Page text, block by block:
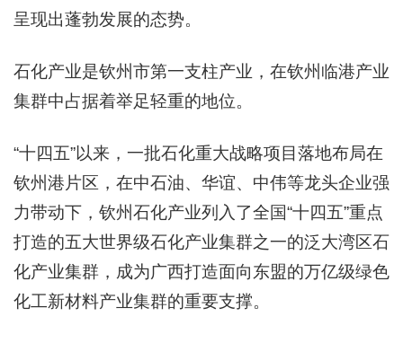
呈现出蓬勃发展的态势。
石化产业是钦州市第一支柱产业，在钦州临港产业
集群中占据着举足轻重的地位。
“十四五”以来，一批石化重大战略项目落地布局在
钦州港片区，在中石油、华谊、中伟等龙头企业强
力带动下，钦州石化产业列入了全国“十四五”重点
打造的五大世界级石化产业集群之一的泛大湾区石
化产业集群，成为广西打造面向东盟的万亿级绿色
化工新材料产业集群的重要支撑。